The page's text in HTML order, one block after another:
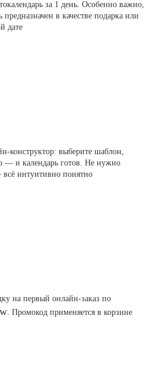
за 1 день. Особенно важно,
предназначен в качестве подарка или
дате
конструктор: выберите шаблон,
— и календарь готов. Не нужно
всё интуитивно понятно
на первый онлайн-заказ по
. Промокод применяется в корзине